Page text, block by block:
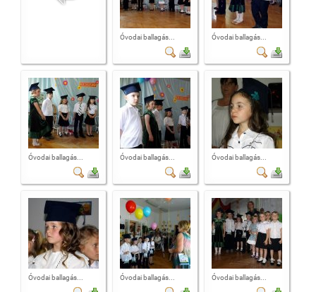
Óvodai ballagás... Óvodai ballagás...
Óvodai ballagás... Óvodai ballagás... Óvodai ballagás...
Óvodai ballagás... Óvodai ballagás... Óvodai ballagás...